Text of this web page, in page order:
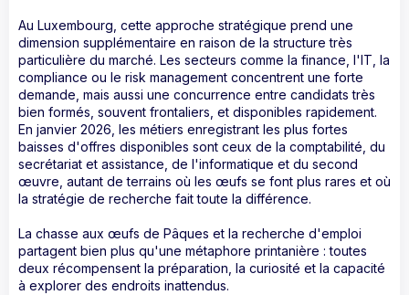
Au Luxembourg, cette approche stratégique prend une
dimension supplémentaire en raison de la structure très
particulière du marché. Les secteurs comme la finance, l'IT, la
compliance ou le risk management concentrent une forte
demande, mais aussi une concurrence entre candidats très
bien formés, souvent frontaliers, et disponibles rapidement.
En janvier 2026, les métiers enregistrant les plus fortes
baisses d'offres disponibles sont ceux de la comptabilité, du
secrétariat et assistance, de l'informatique et du second
œuvre, autant de terrains où les œufs se font plus rares et où
la stratégie de recherche fait toute la différence.
La chasse aux œufs de Pâques et la recherche d'emploi
partagent bien plus qu'une métaphore printanière : toutes
deux récompensent la préparation, la curiosité et la capacité
à explorer des endroits inattendus.